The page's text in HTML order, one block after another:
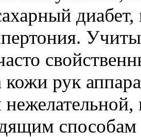
кожи рук
способам